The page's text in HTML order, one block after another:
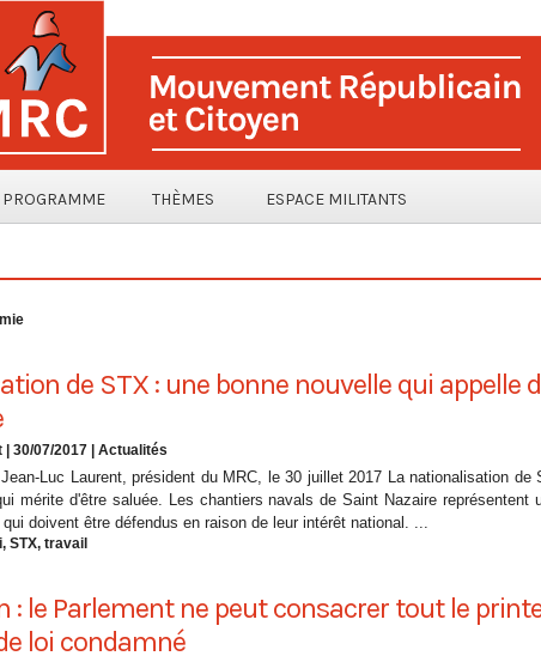
PROGRAMME THÈMES ESPACE MILITANTS
de STX : une bonne nouvelle qui appelle
| 30/07/2017 Actualités
Luc Laurent, président du MRC, le 30 juillet 2017 La nationalisation de
mérite d'être saluée. Les chantiers navals de Saint Nazaire représentent
doivent être défendus en raison de leur intérêt national. ...
, STX, travail
: le Parlement ne peut consacrer tout le
loi condamné